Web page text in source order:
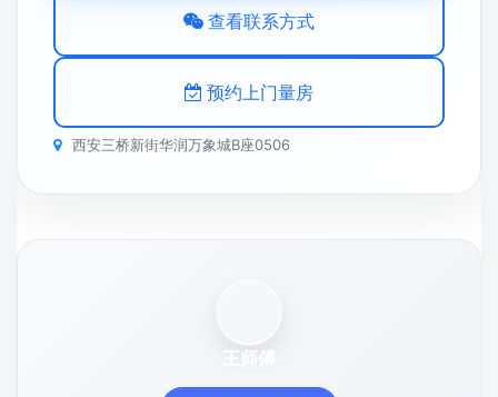
查看联系方式
预约上门量房
西安三桥新街华润万象城B座0506
王师傅